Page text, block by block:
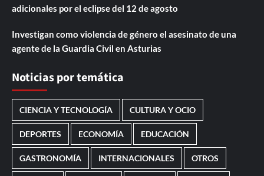
adicionales por el eclipse del 12 de agosto
Investigan como violencia de género el asesinato de una
agente de la Guardia Civil en Asturias
Noticias por temática
CIENCIA Y TECNOLOGÍA CULTURA Y OCIO
DEPORTES ECONOMÍA EDUCACIÓN
GASTRONOMÍA INTERNACIONALES OTROS